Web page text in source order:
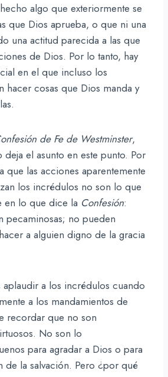
algo que exteriormente se
que Dios aprueba, o que ni una
una actitud parecida a las que
de Dios. Por lo tanto, hay
en el que incluso los
hacer cosas que Dios manda y
de Fe de Westminster,
deja el asunto en este punto. Por
que las acciones aparentemente
los incrédulos no son lo que
en lo que dice la Confesión:
pecaminosas; no pueden
a alguien digno de la gracia
a los incrédulos cuando
a los mandamientos de
recordar que no son
No son lo
para agradar a Dios o para
de la salvación. Pero ¿por qué